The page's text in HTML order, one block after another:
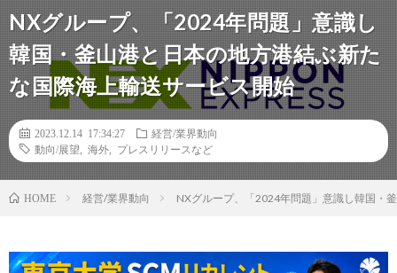
NXグループ、「2024年問題」意識し
韓国・釜山港と日本の地方港結ぶ新た
な国際海上輸送サービス開始
2023.12.14 17:34:27
経営/業界動向
動向/展望
海外 プレスリリースなど
HOME 経営/業界動向 NXグループ、「2024年問題」意識し韓国・